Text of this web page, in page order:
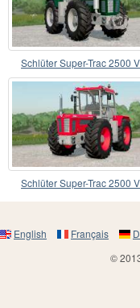
Schlüter Super-Trac 2500
farbwahl
Schlüter Super-Trac 2500
English Français
©